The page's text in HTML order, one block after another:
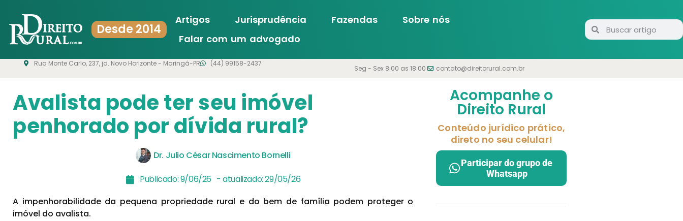
Desde 2014
Artigos Jurisprudência Fazendas
Sobre nós
Falar com um advogado
Rua Monte Carlo, 237, jd. Novo Horizonte - Maringá-PR (44) 99158-2437
Seg - Sex 8:00 as 18:00 contato@direitorural.com.br
Avalista pode ter seu imóvel
penhorado por dívida rural?
Dr. Julio César Nascimento Bornelli
Publicado:9/06/26 - atualizado:29/05/26
A impenhorabilidade da pequena propriedade rural e do bem de família podem proteger o
imóvel do avalista.
Acompanhe o
Direito Rural
Conteúdo jurídico prático,
direto no seu celular!
Participar do grupo de
Whatsapp